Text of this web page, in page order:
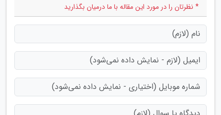
* نظرتان را در مورد این مقاله با ما درمیان بگذارید